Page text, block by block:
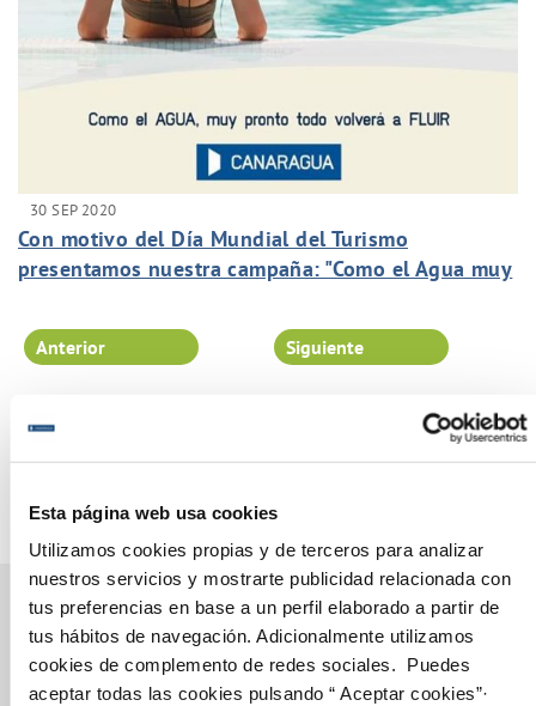
Esta página web usa cookies
Utilizamos cookies propias y de terceros para analizar
nuestros servicios y mostrarte publicidad relacionada con
tus preferencias en base a un perfil elaborado a partir de
tus hábitos de navegación. Adicionalmente utilizamos
cookies de complemento de redes sociales. Puedes
aceptar todas las cookies pulsando “ Aceptar cookies”·
30 SEP 2020
Con motivo del Día Mundial del Turismo
presentamos nuestra campaña: "Como el Agua muy
Página 63 de 102
Anterior Siguiente
Gestiones Online